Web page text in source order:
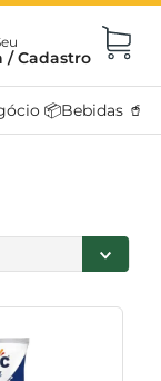
📦Bebidas 🥤